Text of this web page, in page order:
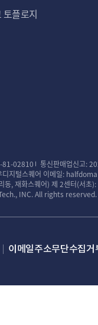
토플로지
81-02810
통신판매업신고:
지털스퀘어 이메일:
동, 재화스퀘어) 제 2센터(서초
INC. All rights reserved.
이메일주소무단수집거